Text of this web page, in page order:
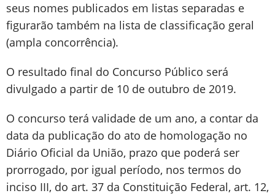
seus nomes publicados em listas separadas e
figurarão também na lista de classificação geral
(ampla concorrência).
O resultado final do Concurso Público será
divulgado a partir de 10 de outubro de 2019.
O concurso terá validade de um ano, a contar da
data da publicação do ato de homologação no
Diário Oficial da União, prazo que poderá ser
prorrogado, por igual período, nos termos do
inciso III, do art. 37 da Constituição Federal, art. 12,